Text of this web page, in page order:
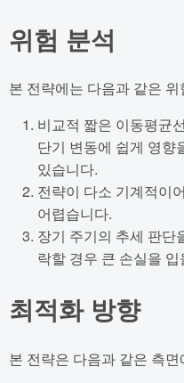
위험 분석
본 전략에는 다음과 같은
비교적 짧은 이동평균
단기 변동에 쉽게 영향
있습니다.
전략이 다소 기계적이
어렵습니다.
장기 주기의 추세 판단
락할 경우 큰 손실을
최적화 방향
본 전략은 다음과 같은 측